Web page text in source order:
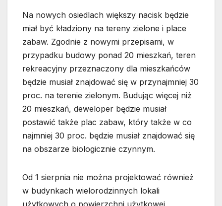
Na nowych osiedlach większy nacisk będzie
miał być kładziony na tereny zielone i place
zabaw. Zgodnie z nowymi przepisami, w
przypadku budowy ponad 20 mieszkań, teren
rekreacyjny przeznaczony dla mieszkańców
będzie musiał znajdować się w przynajmniej 30
proc. na terenie zielonym. Budując więcej niż
20 mieszkań, deweloper będzie musiał
postawić także plac zabaw, który także w co
najmniej 30 proc. będzie musiał znajdować się
na obszarze biologicznie czynnym.
Od 1 sierpnia nie można projektować również
w budynkach wielorodzinnych lokali